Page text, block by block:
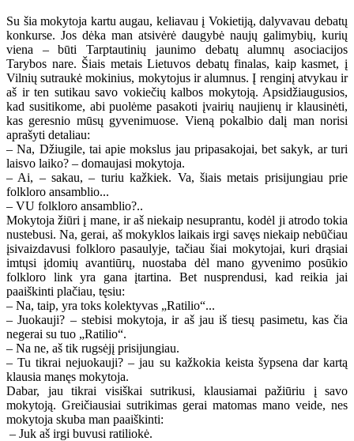
Su šia mokytoja kartu augau, keliavau į Vokietiją, dalyvavau debatų
konkurse. Jos dėka man atsivėrė daugybė naujų galimybių, kurių
viena – būti Tarptautinių jaunimo debatų alumnų asociacijos
Tarybos nare. Šiais metais Lietuvos debatų finalas, kaip kasmet, į
Vilnių sutraukė mokinius, mokytojus ir alumnus. Į renginį atvykau ir
aš ir ten sutikau savo vokiečių kalbos mokytoją. Apsidžiaugusios,
kad susitikome, abi puolėme pasakoti įvairių naujienų ir klausinėti,
kas geresnio mūsų gyvenimuose. Vieną pokalbio dalį man norisi
aprašyti detaliau:
– Na, Džiugile, tai apie mokslus jau pripasakojai, bet sakyk, ar turi
laisvo laiko? – domaujasi mokytoja.
– Ai, – sakau, – turiu kažkiek. Va, šiais metais prisijungiau prie
folkloro ansamblio...
– VU folkloro ansamblio?..
Mokytoja žiūri į mane, ir aš niekaip nesuprantu, kodėl ji atrodo tokia
nustebusi. Na, gerai, aš mokyklos laikais irgi savęs niekaip nebūčiau
įsivaizdavusi folkloro pasaulyje, tačiau šiai mokytojai, kuri drąsiai
imtųsi įdomių avantiūrų, nuostaba dėl mano gyvenimo posūkio
folkloro link yra gana įtartina. Bet nusprendusi, kad reikia jai
paaiškinti plačiau, tęsiu:
– Na, taip, yra toks kolektyvas „Ratilio“...
– Juokauji? – stebisi mokytoja, ir aš jau iš tiesų pasimetu, kas čia
negerai su tuo „Ratilio“.
– Na ne, aš tik rugsėjį prisijungiau.
– Tu tikrai nejuokauji? – jau su kažkokia keista šypsena dar kartą
klausia manęs mokytoja.
Dabar, jau tikrai visiškai sutrikusi, klausiamai pažiūriu į savo
mokytoją. Greičiausiai sutrikimas gerai matomas mano veide, nes
mokytoja skuba man paaiškinti:
– Juk aš irgi buvusi ratiliokė.